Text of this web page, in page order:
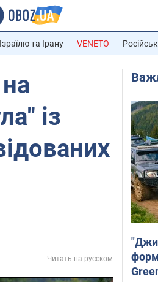
та Ірану VENETO
із
Читать на русском